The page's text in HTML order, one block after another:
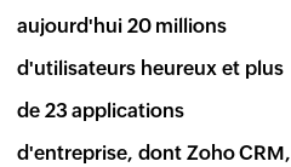
aujourd'hui 20 millions
d'utilisateurs heureux et plus
de 23 applications
d'entreprise, dont Zoho CRM,